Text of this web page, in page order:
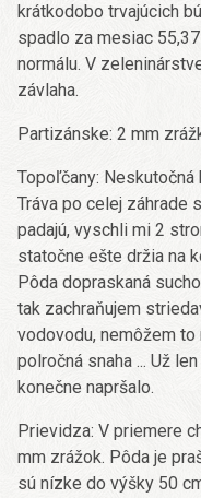
krátkodobo trvajúcich
spadlo za mesiac
normálu. V
závlaha.
Partizánske: 2 mm
Topoľčany: Neskutočná
Tráva po celej záhrade
padajú, vyschli mi 2
statočne ešte držia na
Pôda dopraskaná
tak zachraňujem
vodovodu, nemôžem
polročná snaha ... Už
konečne napršalo.
Prievidza: V priemere
mm zrážok. Pôda je
sú nízke do výšky 50